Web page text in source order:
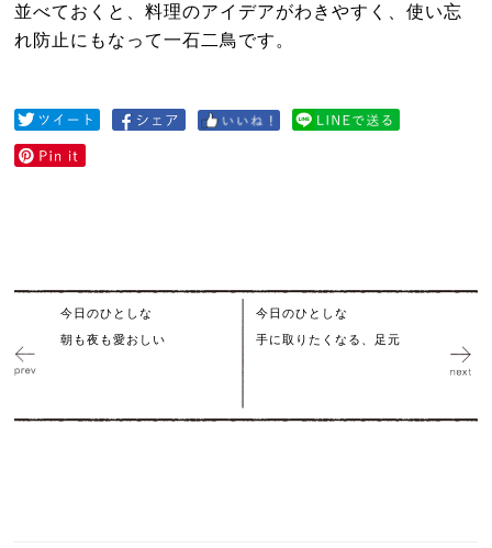
並べておくと、料理のアイデアがわきやすく、使い忘
れ防止にもなって一石二鳥です。
今日のひとしな
朝も夜も愛おしい
今日のひとしな
手に取りたくなる、足元